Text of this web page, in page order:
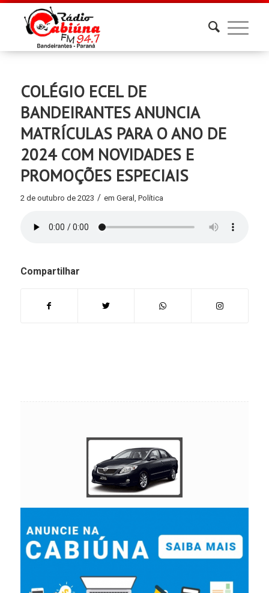
COLÉGIO ECEL DE
BANDEIRANTES ANUNCIA
MATRÍCULAS PARA O ANO DE
2024 COM NOVIDADES E
PROMOÇÕES ESPECIAIS
2 de outubro de 2023 / em Geral , Política
Compartilhar